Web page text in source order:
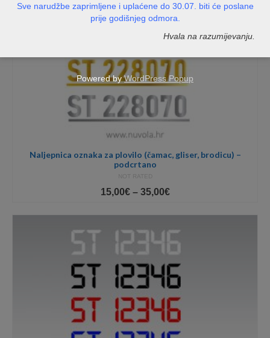
Naljepnica oznaka za plovilo (čamac, gliser, brodicu) –
podcrtano
NOT RATED
15,00€ – 35,00€Price
15,00€
35,00€
Sve narudžbe zaprimljene i uplaćene do 30.07. biti će poslane
prije godišnjeg odmora.
Hvala na razumijevanju.
Powered byWordPress Popup